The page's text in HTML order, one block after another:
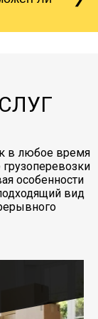
в любое время
особенности
вид